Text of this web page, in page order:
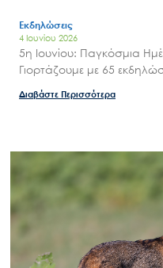
Εκδηλώσεις
4 Ιουνίου 2026
5η Ιουνίου: Παγκόσμια
Γιορτάζουμε με 65
Διαβάστε Περισσότερα